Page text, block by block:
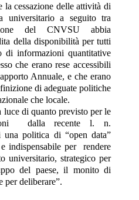
la cessazione delle attività di
universitario a seguito tra
del CNVSU abbia
della disponibilità per tutti
di informazioni quantitative
che erano rese accessibili
Annuale, e che erano
di adeguate politiche
che locale.
luce di quanto previsto per le
dalla recente l. n.
politica di “open data”
indispensabile per rendere
universitario, strategico per
del paese, il monito di
per deliberare”.